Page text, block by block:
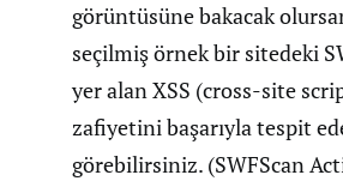
görüntüsüne bakacak
seçilmiş örnek bir sitedeki
yer alan XSS (cross-site
zafiyetini başarıyla tespit
görebilirsiniz. (SWFScan